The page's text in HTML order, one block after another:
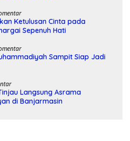
Ketulusan Cinta pada
Sepenuh Hati
Sampit Siap Jadi
Langsung Asrama
di Banjarmasin